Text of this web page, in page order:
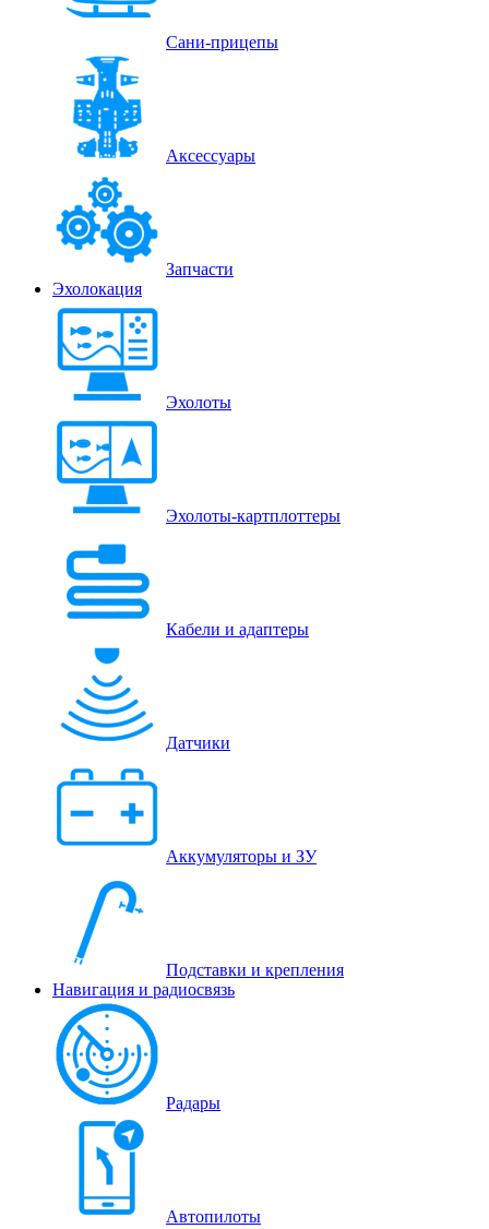
Сани-прицепы
Аксессуары
Запчасти
Эхолокация
Эхолоты
Эхолоты-картплоттеры
Кабели и адаптеры
Датчики
Аккумуляторы и ЗУ
Подставки и крепления
Навигация и радиосвязь
Радары
Автопилоты